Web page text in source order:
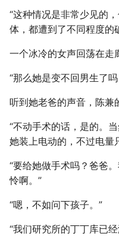
“这种情况是非常少见的
体，都遭到了不同程度的
一个冰冷的女声回荡在走
“那么她是变不回男生了吗
听到她老爸的声音，陈兼
“不动手术的话，是的。
她装上电动的，不过电量
“要给她做手术吗？爸爸
怜啊。”
“嗯，不如问下孩子。”
“我们研究所的丁丁库已